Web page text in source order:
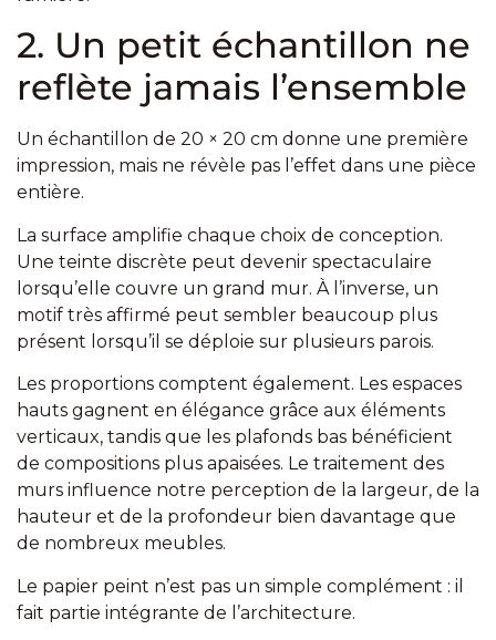
2. Un petit échantillon ne
reflète jamais l’ensemble
Un échantillon de 20 × 20 cm donne une première
impression, mais ne révèle pas l’effet dans une pièce
entière.
La surface amplifie chaque choix de conception.
Une teinte discrète peut devenir spectaculaire
lorsqu’elle couvre un grand mur. À l’inverse, un
motif très affirmé peut sembler beaucoup plus
présent lorsqu’il se déploie sur plusieurs parois.
Les proportions comptent également. Les espaces
hauts gagnent en élégance grâce aux éléments
verticaux, tandis que les plafonds bas bénéficient
de compositions plus apaisées. Le traitement des
murs influence notre perception de la largeur, de la
hauteur et de la profondeur bien davantage que
de nombreux meubles.
Le papier peint n’est pas un simple complément : il
fait partie intégrante de l’architecture.